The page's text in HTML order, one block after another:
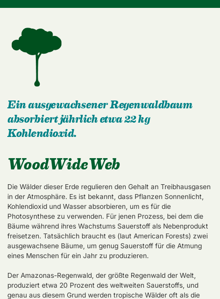
Ein ausgewachsener Regenwaldbaum
absorbiert jährlich etwa 22 kg
Kohlendioxid.
WoodWideWeb
Die Wälder dieser Erde regulieren den Gehalt an Treibhausgasen
in der Atmosphäre. Es ist bekannt, dass Pflanzen Sonnenlicht,
Kohlendioxid und Wasser absorbieren, um es für die
Photosynthese zu verwenden. Für jenen Prozess, bei dem die
Bäume während ihres Wachstums Sauerstoff als Nebenprodukt
freisetzen. Tatsächlich braucht es (laut American Forests) zwei
ausgewachsene Bäume, um genug Sauerstoff für die Atmung
eines Menschen für ein Jahr zu produzieren.
Der Amazonas-Regenwald, der größte Regenwald der Welt,
produziert etwa 20 Prozent des weltweiten Sauerstoffs, und
genau aus diesem Grund werden tropische Wälder oft als die